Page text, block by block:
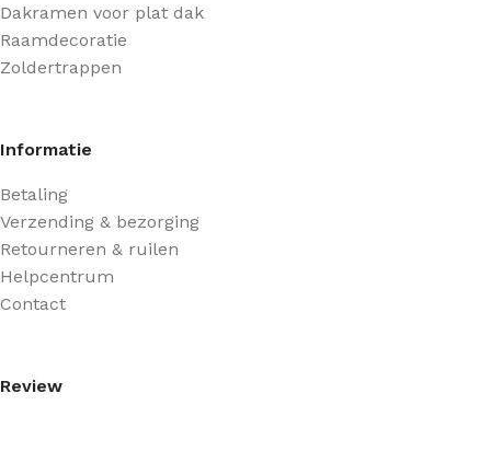
Dakramen voor plat dak
Raamdecoratie
Zoldertrappen
Informatie
Betaling
Verzending & bezorging
Retourneren & ruilen
Helpcentrum
Contact
Review